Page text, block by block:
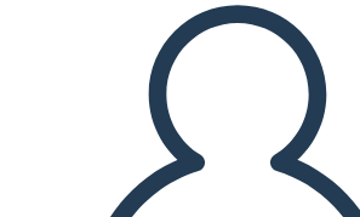
IZVEIDOT STĀSTU SHĒMU
SLAIDRĀDI
IZLASI MAN